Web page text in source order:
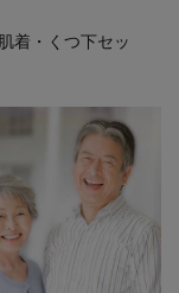
着・くつ下セッ